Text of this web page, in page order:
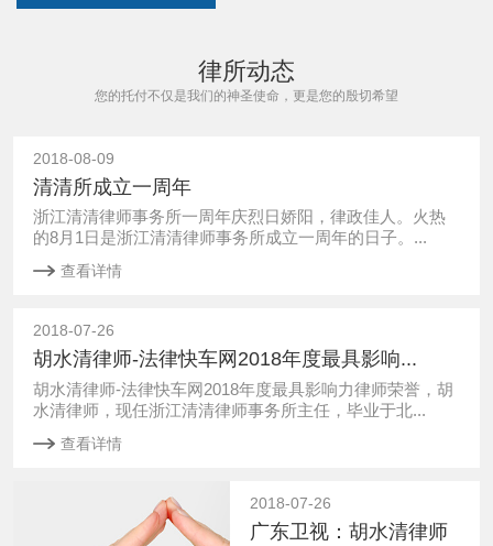
律所动态
您的托付不仅是我们的神圣使命，更是您的殷切希望
2018-08-09
清清所成立一周年
浙江清清律师事务所一周年庆烈日娇阳，律政佳人。火热
的8月1日是浙江清清律师事务所成立一周年的日子。...
查看详情
2018-07-26
胡水清律师-法律快车网2018年度最具影响...
胡水清律师-法律快车网2018年度最具影响力律师荣誉，胡
水清律师，现任浙江清清律师事务所主任，毕业于北...
查看详情
2018-07-26
广东卫视：胡水清律师